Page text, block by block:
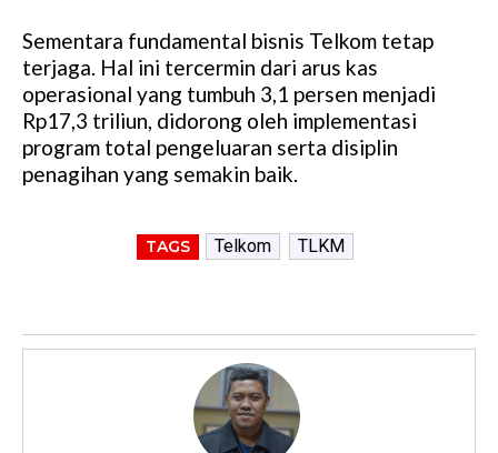
Sementara fundamental bisnis Telkom tetap
terjaga. Hal ini tercermin dari arus kas
operasional yang tumbuh 3,1 persen menjadi
Rp17,3 triliun, didorong oleh implementasi
program total pengeluaran serta disiplin
penagihan yang semakin baik.
TAGS Telkom TLKM